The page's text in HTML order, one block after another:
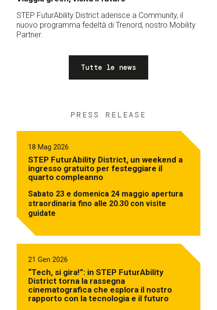
STEP FuturAbility District aderisce a Community, il
nuovo programma fedeltà di Trenord, nostro Mobility
Partner.
Tutte le news
PRESS RELEASE
18 Mag 2026
STEP FuturAbility District, un weekend a
ingresso gratuito per festeggiare il
quarto compleanno
Sabato 23 e domenica 24 maggio apertura
straordinaria fino alle 20.30 con visite
guidate
21 Gen 2026
“Tech, si gira!”: in STEP FuturAbility
District torna la rassegna
cinematografica che esplora il nostro
rapporto con la tecnologia e il futuro